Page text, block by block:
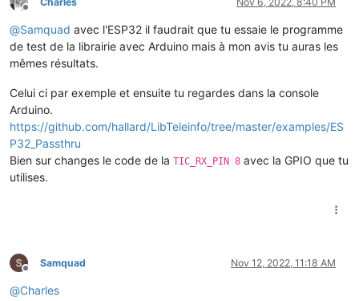
Offline
@Samquad avec l'ESP32 il faudrait que tu essaie le programme
de test de la librairie avec Arduino mais à mon avis tu auras les
mêmes résultats.
Celui ci par exemple et ensuite tu regardes dans la console
Arduino.
https://github.com/hallard/LibTeleinfo/tree/master/examples/ES
P32_Passthru
Bien sur changes le code de la TIC_RX_PIN 8 avec la GPIO que tu
utilises.
Offline
Samquad Nov 12, 2022, 11:18 AM
@Charles